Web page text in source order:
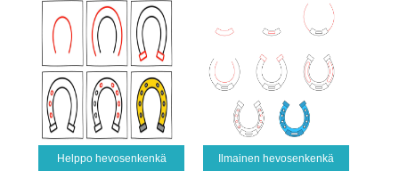
Helppo hevosenkenkä Ilmainen hevosenkenkä